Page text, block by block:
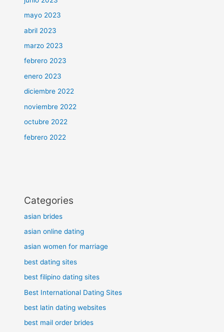
mayo 2023
abril 2023
marzo 2023
febrero 2023
enero 2023
diciembre 2022
noviembre 2022
octubre 2022
febrero 2022
Categories
asian brides
asian online dating
asian women for marriage
best dating sites
best filipino dating sites
Best International Dating Sites
best latin dating websites
best mail order brides